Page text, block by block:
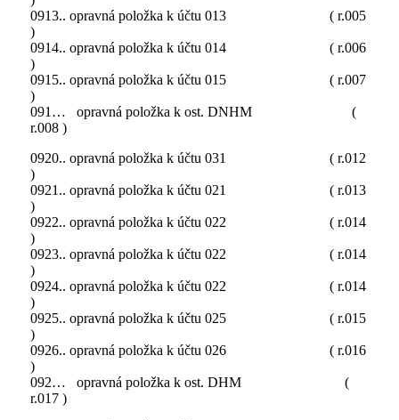
0913.. opravná položka k účtu 013 ( r.005
)
0914.. opravná položka k účtu 014 ( r.006
)
0915.. opravná položka k účtu 015 ( r.007
)
091… opravná položka k ost. DNHM (
r.008 )
0920.. opravná položka k účtu 031 ( r.012
)
0921.. opravná položka k účtu 021 ( r.013
)
0922.. opravná položka k účtu 022 ( r.014
)
0923.. opravná položka k účtu 022 ( r.014
)
0924.. opravná položka k účtu 022 ( r.014
)
0925.. opravná položka k účtu 025 ( r.015
)
0926.. opravná položka k účtu 026 ( r.016
)
092… opravná položka k ost. DHM (
r.017 )